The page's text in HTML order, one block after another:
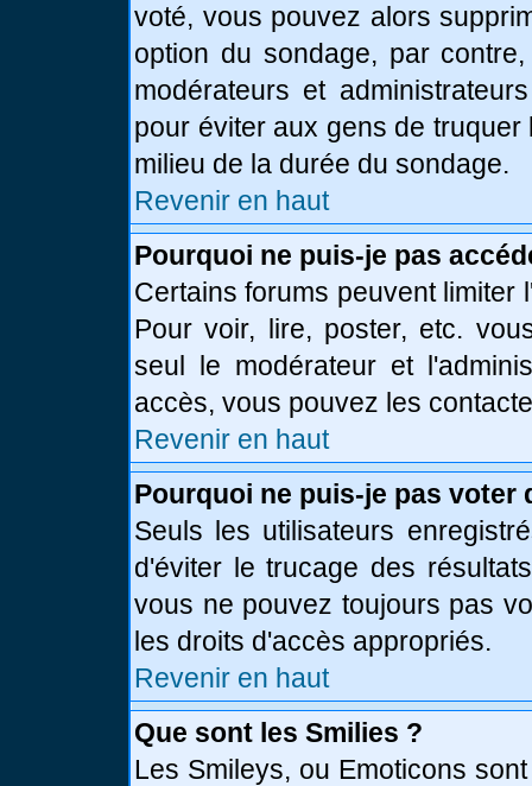
voté, vous pouvez alors
option du sondage, par
modérateurs et
pour éviter aux gens de
milieu de la durée du sondage.
Revenir en haut
Pourquoi ne puis-je pas
Certains forums peuvent
Pour voir, lire, poster, etc.
seul le modérateur et
accès, vous pouvez les
Revenir en haut
Pourquoi ne puis-je pas voter
Seuls les utilisateurs
d'éviter le trucage des
vous ne pouvez toujours pas
les droits d'accès appropriés.
Revenir en haut
Que sont les Smilies ?
Les Smileys, ou Emoticons